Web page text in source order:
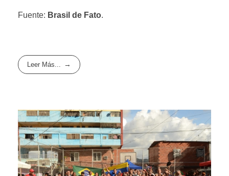
Fuente: Brasil de Fato.
Leer Más...